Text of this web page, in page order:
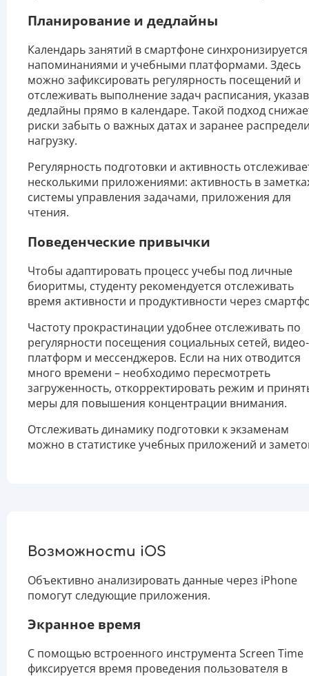
Планирование и дедлайны
Календарь занятий в смартфоне синхронизируется
напоминаниями и учебными платформами. Здесь
можно зафиксировать регулярность посещений и
отслеживать выполнение задач расписания, указав
дедлайны прямо в календаре. Такой подход
риски забыть о важных датах и заранее
нагрузку.
Регулярность подготовки и активность
несколькими приложениями: активность в
системы управления задачами, приложения для
чтения.
Поведенческие привычки
Чтобы адаптировать процесс учебы под личные
биоритмы, студенту рекомендуется отслеживать
время активности и продуктивности через
Частоту прокрастинации удобнее отслеживать по
регулярности посещения социальных сетей, видео-
платформ и мессенджеров. Если на них отводится
много времени – необходимо пересмотреть
загруженность, откорректировать режим и
меры для повышения концентрации внимания.
Отслеживать динамику подготовки к экзаменам
можно в статистике учебных приложений и
Возможности iOS
Объективно анализировать данные через iPhone
помогут следующие приложения.
Экранное время
С помощью встроенного инструмента Screen Time
фиксируется время проведения пользователя в